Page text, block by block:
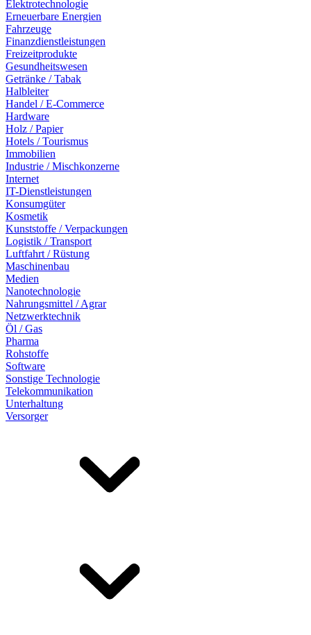
Elektrotechnologie
Erneuerbare Energien
Fahrzeuge
Finanzdienstleistungen
Freizeitprodukte
Gesundheitswesen
Getränke / Tabak
Halbleiter
Handel / E-Commerce
Hardware
Holz / Papier
Hotels / Tourismus
Immobilien
Industrie / Mischkonzerne
Internet
IT-Dienstleistungen
Konsumgüter
Kosmetik
Kunststoffe / Verpackungen
Logistik / Transport
Luftfahrt / Rüstung
Maschinenbau
Medien
Nanotechnologie
Nahrungsmittel / Agrar
Netzwerktechnik
Öl / Gas
Pharma
Rohstoffe
Software
Sonstige Technologie
Telekommunikation
Unterhaltung
Versorger